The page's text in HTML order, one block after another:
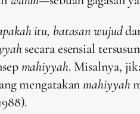
itu, batasan wujud
secara esensial
mahiyyah. Misalnya,
mengatakanmahiyyah